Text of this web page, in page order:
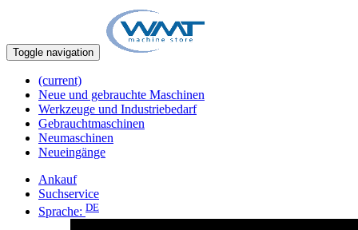
Toggle navigation
(current)
Neue und gebrauchte Maschinen
Werkzeuge und Industriebedarf
Gebrauchtmaschinen
Neumaschinen
Neueingänge
Ankauf
Suchservice
Sprache: DE